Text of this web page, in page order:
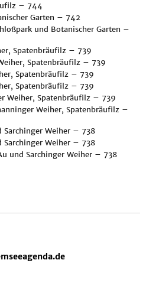
– 744
Garten – 742
und Botanischer Garten –
Spatenbräufilz – 739
Spatenbräufilz – 739
Spatenbräufilz – 739
Spatenbräufilz – 739
Weiher, Spatenbräufilz – 739
Weiher, Spatenbräufilz –
Sarchinger Weiher – 738
Sarchinger Weiher – 738
und Sarchinger Weiher – 738